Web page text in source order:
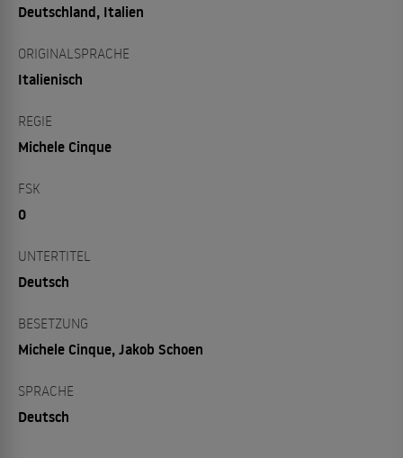
Deutschland, Italien
ORIGINALSPRACHE
Italienisch
REGIE
Michele Cinque
FSK
0
UNTERTITEL
Deutsch
BESETZUNG
Michele Cinque, Jakob Schoen
SPRACHE
Deutsch